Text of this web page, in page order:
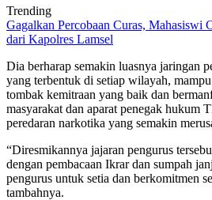
Trending
Gagalkan Percobaan Curas, Mahasiswi
dari Kapolres Lamsel
Dia berharap semakin luasnya jaringan
yang terbentuk di setiap wilayah,
tombak kemitraan yang baik dan
masyarakat dan aparat penegak hukum
peredaran narkotika yang semakin
“Diresmikannya jajaran pengurus
dengan pembacaan Ikrar dan sumpah
pengurus untuk setia dan berkomitmen
tambahnya.